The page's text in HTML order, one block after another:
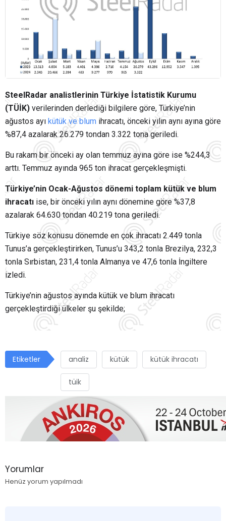
SteelRadar analistlerinin Türkiye İstatistik Kurumu
(TÜİK) verilerinden derlediği bilgilere göre, Türkiye’nin
ağustos ayı kütük ve blum ihracatı, önceki yılın aynı ayına göre
%87,4 azalarak 26.279 tondan 3.322 tona geriledi.
Bu rakam bir önceki ay olan temmuz ayına göre ise %244,3
arttı. Temmuz ayında 965 ton ihracat gerçekleşmişti.
Türkiye’nin Ocak-Ağustos dönemi toplam kütük ve blum
ihracatı ise, bir önceki yılın aynı dönemine göre %37,8
azalarak 64.630 tondan 40.219 tona geriledi.
Türkiye söz konusu dönemde en çok ihracatı 2.449 tonla
Tunus’a gerçekleştirirken, Tunus’u 343,2 tonla Brezilya, 232,3
tonla Sırbistan, 231,4 tonla Almanya ve 47,6 tonla İngiltere
izledi.
Türkiye’nin ağustos ayında kütük ve blum ihracatı
gerçekleştirdiği ülkeler şu şekilde;
Etiketler analiz kütük kütük ihracatı
tüik
Yorumlar
Henüz yorum yapılmadı